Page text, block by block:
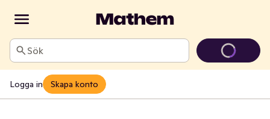
Sök
Logga in Skapa konto